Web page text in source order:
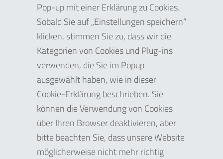
Pop-up mit einer Erklärung zu Cookies.
Sobald Sie auf „Einstellungen speichern“
klicken, stimmen Sie zu, dass wir die
Kategorien von Cookies und Plug-ins
verwenden, die Sie im Popup
ausgewählt haben, wie in dieser
Cookie-Erklärung beschrieben. Sie
können die Verwendung von Cookies
über Ihren Browser deaktivieren, aber
bitte beachten Sie, dass unsere Website
möglicherweise nicht mehr richtig